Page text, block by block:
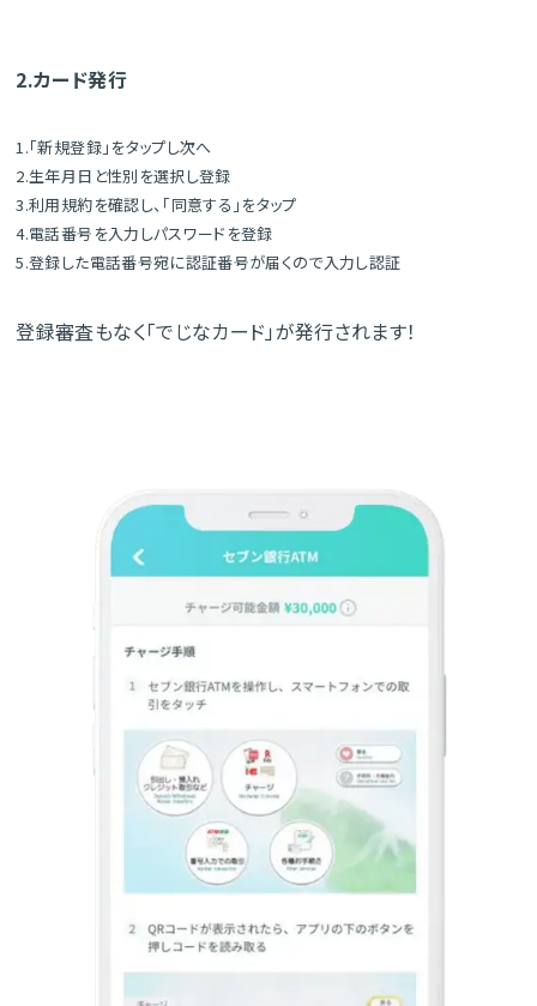
2.カード発行
1.「新規登録」をタップし次へ
2.生年月日と性別を選択し登録
3.利用規約を確認し、「同意する」をタップ
4.電話番号を入力しパスワードを登録
5.登録した電話番号宛に認証番号が届くので入力し認証
登録審査もなく「でじなカード」が発行されます！